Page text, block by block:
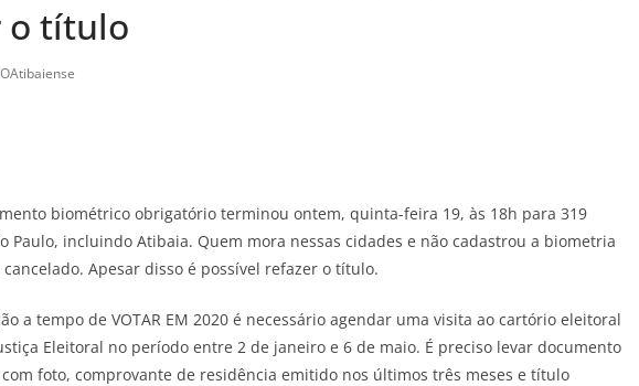
o título
OAtibaiense
biométrico obrigatório terminou ontem, quinta-feira 19, às 18h para 319
Paulo, incluindo Atibaia. Quem mora nessas cidades e não cadastrou a biometria
Apesar disso é possível refazer o título.
a tempo de VOTAR EM 2020 é necessário agendar uma visita ao cartório eleitoral
Eleitoral no período entre 2 de janeiro e 6 de maio. É preciso levar documento
foto, comprovante de residência emitido nos últimos três meses e título